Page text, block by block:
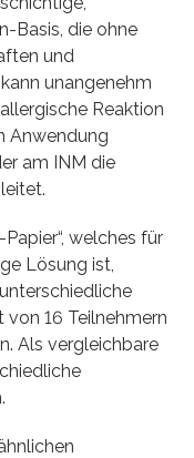
Basis, die ohne
und
unangenehm
Reaktion
Anwendung
am INM die
welches für
Lösung ist,
16 Teilnehmern
Als vergleichbare